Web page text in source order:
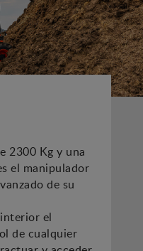
2300 Kg y una
el manipulador
de su
el
de cualquier